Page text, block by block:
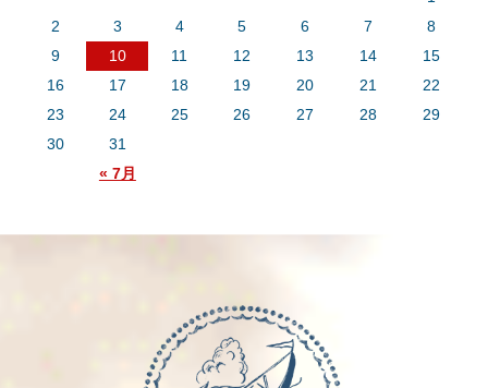
« 7月
2
3 4 5 6 7
8
9
10 11 12 13 14
15
16
17 18 19 20 21
22
23
24 25 26 27 28
29
30
31